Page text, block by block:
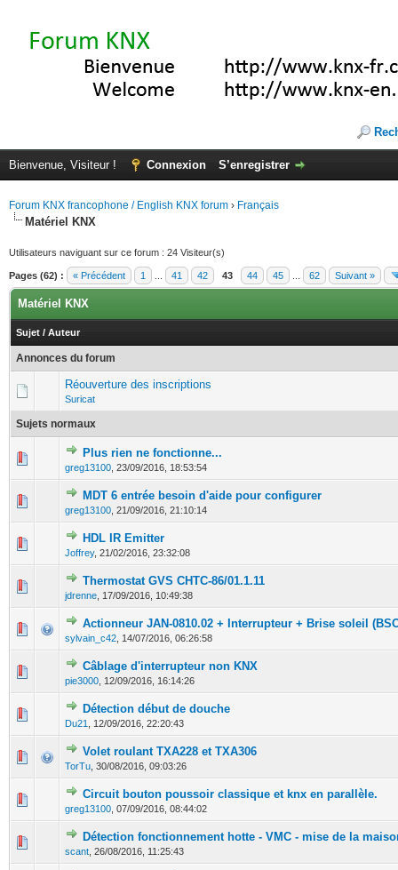
Bienvenue, Visiteur ! Connexion S’enregistrer
Forum KNX francophone / English KNX forum › Français
Matériel KNX
Utilisateurs naviguant sur ce forum : 24 Visiteur(s)
Pages (62) : « Précédent 1 41 42 43 44 45 62 Suivant »
Matériel KNX
Sujet / Auteur
Annonces du forum
Réouverture des inscriptions
Suricat
Sujets normaux
Plus rien ne fonctionne...
greg13100 23/09/2016, 18:53:54
0 Votes - 0 sur 5 en moyenne
12345
MDT 6 entrée besoin d'aide pour configurer
greg13100 21/09/2016, 21:10:14
0 Votes - 0 sur 5 en moyenne
12 345
HDL IR Emitter
Joffrey, 21/02/2016, 23:32:08
0 Votes - 0 sur 5 en moyenne
Thermostat GVS CHTC-86/01.1.11
jdrenne 17/09/2016, 10:49:38
0 Votes - 0 sur 5 en moyenne
1 2 345
Actionneur JAN-0810.02 + Interrupteur + Brise soleil
sylvain_c42 14/07/2016, 06:26:58
0 Votes - 0 sur 5 en moyenne
12345
Câblage d'interrupteur non KNX
pie3000 12/09/2016, 16:14:26
0 Votes - 0 sur 5 en moyenne
123 45
Détection début de douche
Du21 12/09/2016, 22:20:43
0 Votes - 0 sur 5 en moyenne
12345
Volet roulant TXA228 et TXA306
TorTu 30/08/2016, 09:03:26
0 Votes - 0 sur 5 en moyenne
12345
Circuit bouton poussoir classique et knx en parallèle.
greg13100 07/09/2016, 08:44:02
0 Votes - 0 sur 5 en moyenne
12345
Détection fonctionnement hotte - VMC - mise de la
scant 26/08/2016, 11:25:43
0 Votes - 0 sur 5 en moyenne
12345